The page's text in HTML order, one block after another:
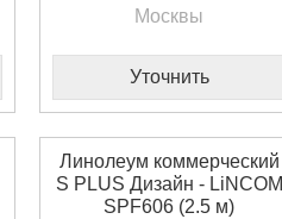
Москвы
Уточнить
Линолеум коммерческий
S PLUS Дизайн - LiNCOM
SPF606 (2.5 м)